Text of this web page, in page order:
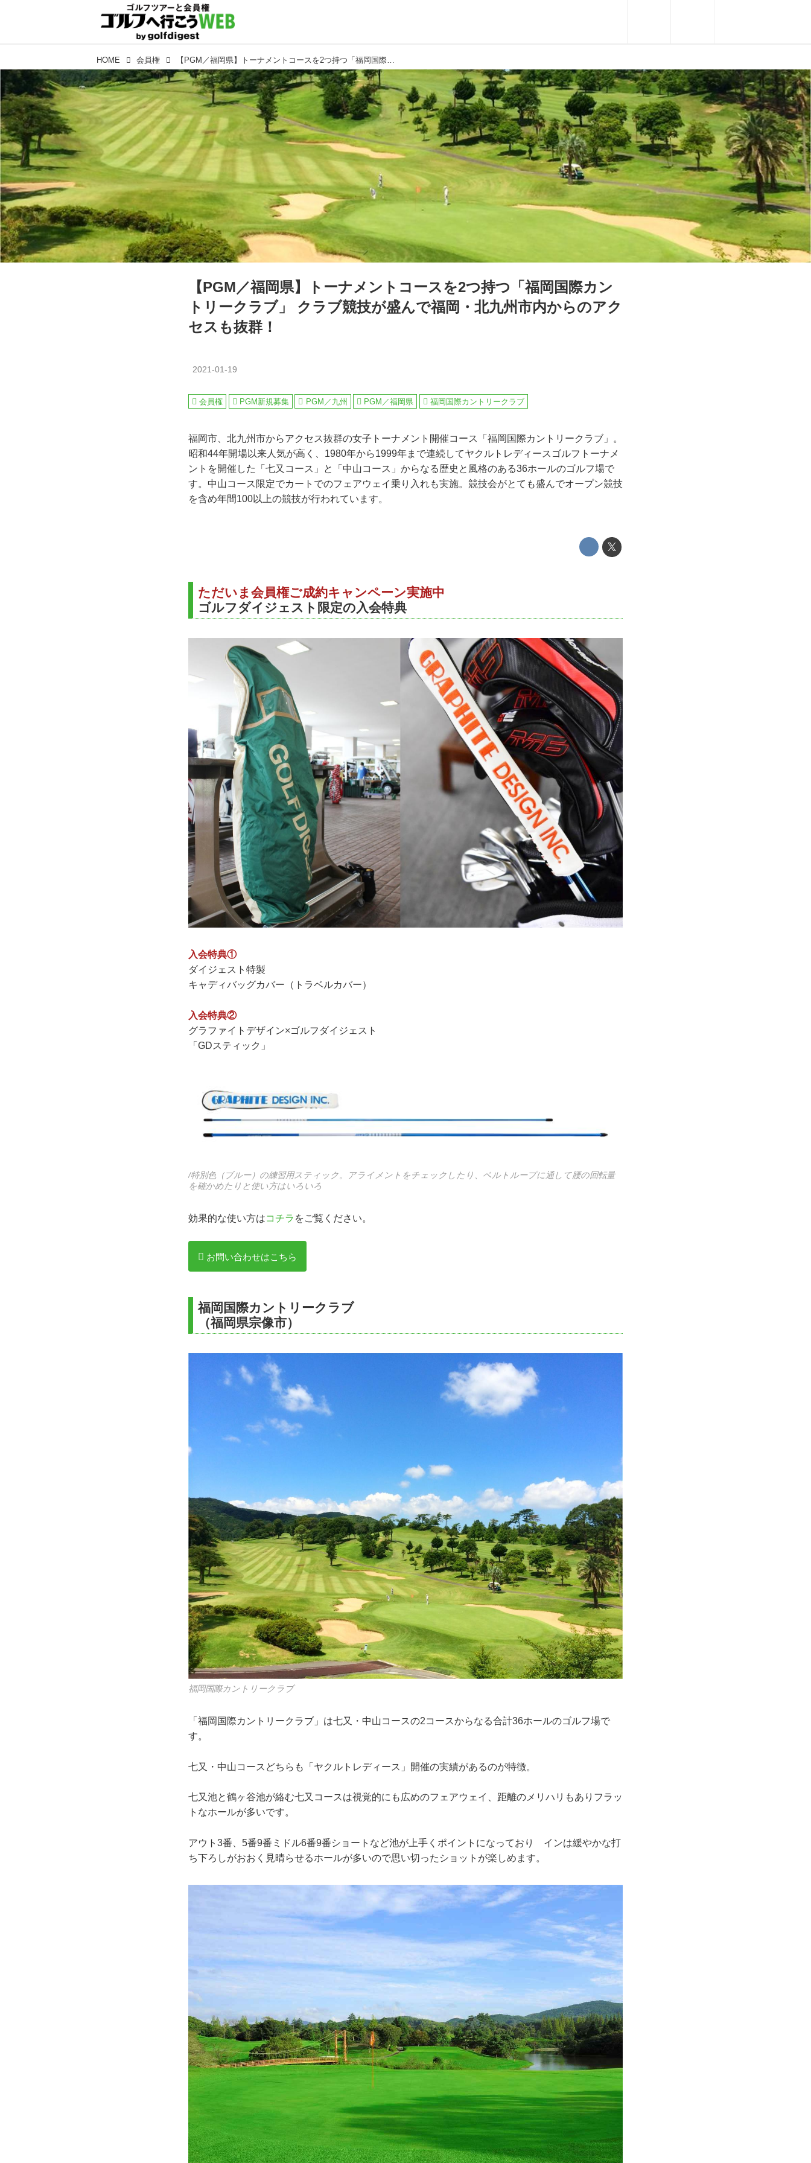
HOME 会員権 【PGM／福岡県】トーナメントコースを2つ持つ「福岡国際カントリークラブ」 クラブ競技が盛んで福岡・北九州市内からのアクセスも抜群！
【PGM／福岡県】トーナメントコースを2つ持つ「福岡国際カン
トリークラブ」 クラブ競技が盛んで福岡・北九州市内からのアク
セスも抜群！
2021-01-19
会員権 PGM新規募集 PGM／九州 PGM／福岡県 福岡国際カントリークラブ
福岡市、北九州市からアクセス抜群の女子トーナメント開催コース「福岡国際カントリークラブ」。
昭和44年開場以来人気が高く、1980年から1999年まで連続してヤクルトレディースゴルフトーナメ
ントを開催した「七又コース」と「中山コース」からなる歴史と風格のある36ホールのゴルフ場で
す。中山コース限定でカートでのフェアウェイ乗り入れも実施。競技会がとても盛んでオープン競技
を含め年間100以上の競技が行われています。
ただいま会員権ご成約キャンペーン実施中
ゴルフダイジェスト限定の入会特典
入会特典①
ダイジェスト特製
キャディバッグカバー（トラベルカバー）
入会特典②
グラファイトデザイン×ゴルフダイジェスト
「GDスティック」
/特別色（ブルー）の練習用スティック。アライメントをチェックしたり、ベルトループに通して腰の回転量
を確かめたりと使い方はいろいろ
効果的な使い方はコチラ をご覧ください。
お問い合わせはこちら
福岡国際カントリークラブ
（福岡県宗像市）
福岡国際カントリークラブ
「福岡国際カントリークラブ」は七又・中山コースの2コースからなる合計36ホールのゴルフ場で
す。
七又・中山コースどちらも「ヤクルトレディース」開催の実績があるのが特徴。
七又池と鶴ヶ谷池が絡む七又コースは視覚的にも広めのフェアウェイ、距離のメリハリもありフラッ
トなホールが多いです。
アウト3番、5番9番ミドル6番9番ショートなど池が上手くポイントになっており インは緩やかな打
ち下ろしがおおく見晴らせるホールが多いので思い切ったショットが楽しめます。